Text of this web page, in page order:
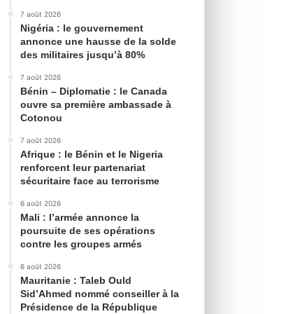
7 août 2026
Nigéria : le gouvernement
annonce une hausse de la solde
des militaires jusqu’à 80%
7 août 2026
Bénin – Diplomatie : le Canada
ouvre sa première ambassade à
Cotonou
7 août 2026
Afrique : le Bénin et le Nigeria
renforcent leur partenariat
sécuritaire face au terrorisme
6 août 2026
Mali : l’armée annonce la
poursuite de ses opérations
contre les groupes armés
6 août 2026
Mauritanie : Taleb Ould
Sid’Ahmed nommé conseiller à la
Présidence de la République